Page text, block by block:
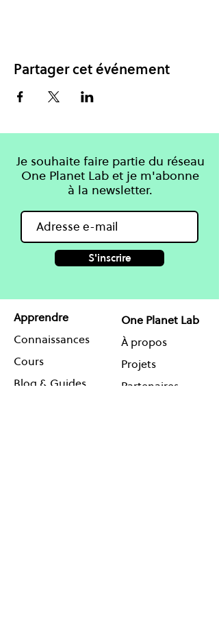
Partager cet événement
Je souhaite faire partie du réseau
One Planet Lab et je m'abonne
à la newsletter.
S'inscrire
Apprendre
Connaissances
Cours
Blog & Guides
One Planet Lab
À propos
Projets
Partenaires